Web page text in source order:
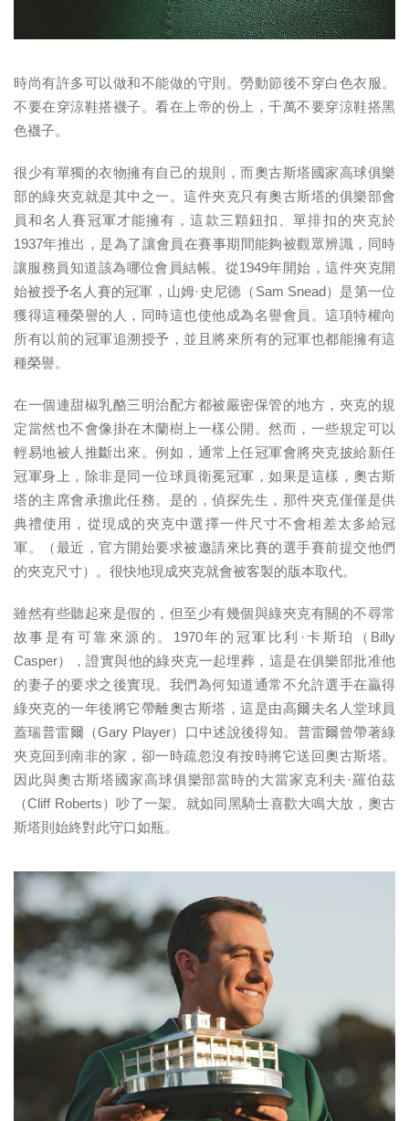
時尚有許多可以做和不能做的守則。勞動節後不穿白色衣服。
不要在穿涼鞋搭襪子。看在上帝的份上，千萬不要穿涼鞋搭黑
色襪子。
很少有單獨的衣物擁有自己的規則，而奧古斯塔國家高球俱樂
部的綠夾克就是其中之一。這件夾克只有奧古斯塔的俱樂部會
員和名人賽冠軍才能擁有，這款三顆鈕扣、單排扣的夾克於
1937年推出，是為了讓會員在賽事期間能夠被觀眾辨識，同時
讓服務員知道該為哪位會員結帳。從1949年開始，這件夾克開
始被授予名人賽的冠軍，山姆·史尼德（Sam Snead）是第一位
獲得這種榮譽的人，同時這也使他成為名譽會員。這項特權向
所有以前的冠軍追溯授予，並且將來所有的冠軍也都能擁有這
種榮譽。
在一個連甜椒乳酪三明治配方都被嚴密保管的地方，夾克的規
定當然也不會像掛在木蘭樹上一樣公開。然而，一些規定可以
輕易地被人推斷出來。例如，通常上任冠軍會將夾克披給新任
冠軍身上，除非是同一位球員衛冕冠軍，如果是這樣，奧古斯
塔的主席會承擔此任務。是的，偵探先生，那件夾克僅僅是供
典禮使用，從現成的夾克中選擇一件尺寸不會相差太多給冠
軍。（最近，官方開始要求被邀請來比賽的選手賽前提交他們
的夾克尺寸）。很快地現成夾克就會被客製的版本取代。
雖然有些聽起來是假的，但至少有幾個與綠夾克有關的不尋常
故事是有可靠來源的。1970年的冠軍比利·卡斯珀（Billy
Casper），證實與他的綠夾克一起埋葬，這是在俱樂部批准他
的妻子的要求之後實現。我們為何知道通常不允許選手在贏得
綠夾克的一年後將它帶離奧古斯塔，這是由高爾夫名人堂球員
蓋瑞普雷爾（Gary Player）口中述說後得知。普雷爾曾帶著綠
夾克回到南非的家，卻一時疏忽沒有按時將它送回奧古斯塔。
因此與奧古斯塔國家高球俱樂部當時的大當家克利夫·羅伯茲
（Cliff Roberts）吵了一架。就如同黑騎士喜歡大鳴大放，奧古
斯塔則始終對此守口如瓶。